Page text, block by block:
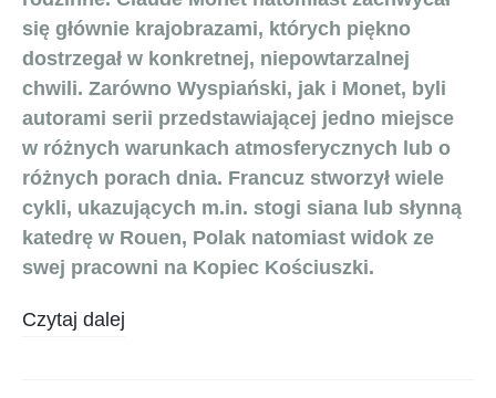
się głównie krajobrazami, których piękno
dostrzegał w konkretnej, niepowtarzalnej
chwili. Zarówno Wyspiański, jak i Monet, byli
autorami serii przedstawiającej jedno miejsce
w różnych warunkach atmosferycznych lub o
różnych porach dnia. Francuz stworzył wiele
cykli, ukazujących m.in. stogi siana lub słynną
katedrę w Rouen, Polak natomiast widok ze
swej pracowni na Kopiec Kościuszki.
Czytaj dalej